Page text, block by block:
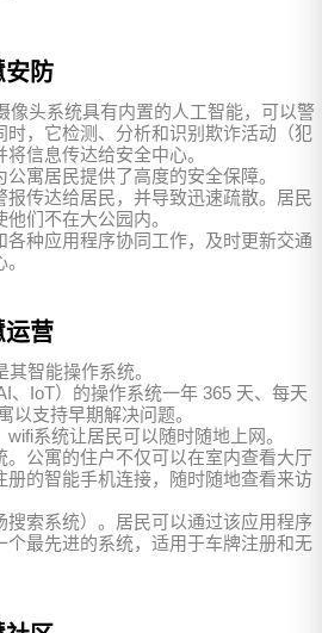
防
像头系统具有内置的人工智能，可以警
时，它检测、分析和识别欺诈活动（犯
信息传达给安全中心。
寓居民提供了高度的安全保障。
传达给居民，并导致迅速疏散。居民
们不在大公园内。
种应用程序协同工作，及时更新交通
营
智能操作系统。
、IoT）的操作系统一年 365 天、每天
以支持早期解决问题。
系统让居民可以随时随地上网。
。公寓的住户不仅可以在室内查看大厅
册的智能手机连接，随时随地查看来访
搜索系统）。居民可以通过该应用程序
个最先进的系统，适用于车牌注册和无